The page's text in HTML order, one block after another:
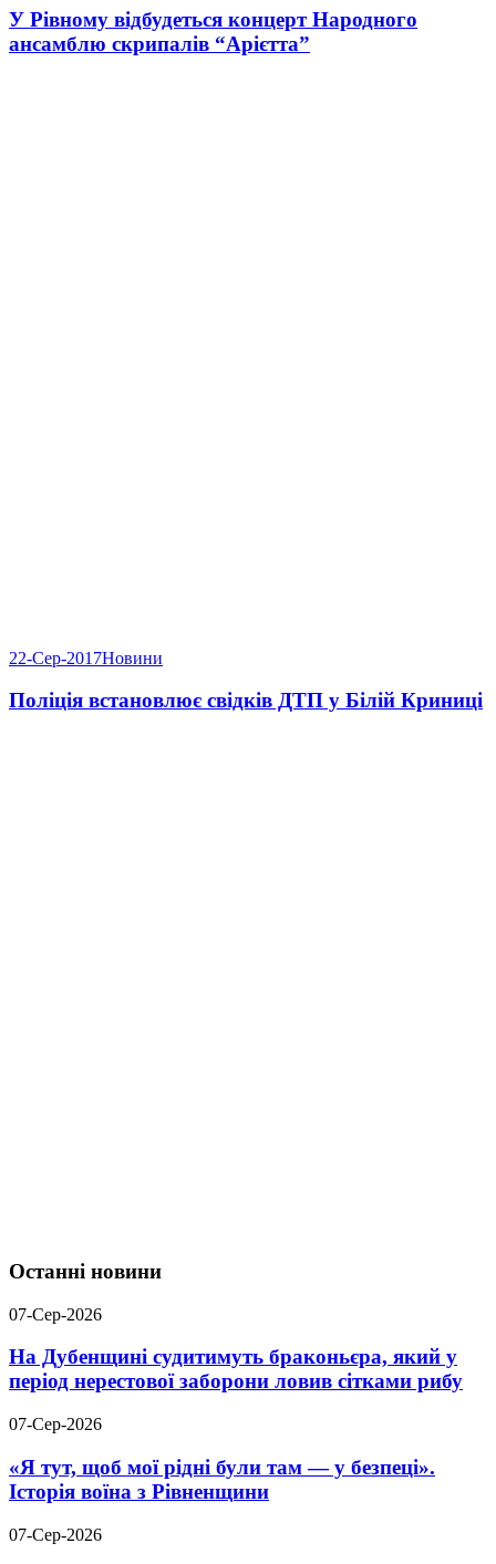
У Рівному відбудеться концерт Народного
ансамблю скрипалів “Арієтта”
22-Сер-2017Новини
Поліція встановлює свідків ДТП у Білій Криниці
Останні новини
07-Сер-2026
На Дубенщині судитимуть браконьєра, який у
період нерестової заборони ловив сітками рибу
07-Сер-2026
«Я тут, щоб мої рідні були там — у безпеці».
Історія воїна з Рівненщини
07-Сер-2026